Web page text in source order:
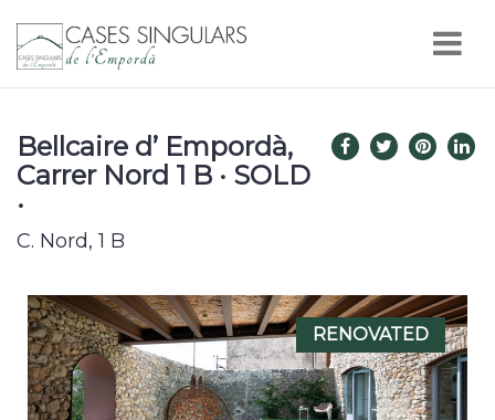
Bellcaire d’ Empordà,
Carrer Nord 1 B · SOLD
·
C. Nord, 1 B
RENOVATED